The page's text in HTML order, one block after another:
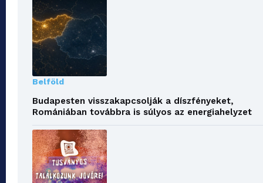
Belföld
Budapesten visszakapcsolják a díszfényeket,
Romániában továbbra is súlyos az energiahelyzet